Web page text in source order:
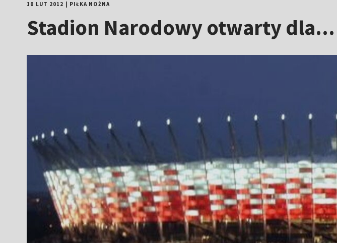
10 LUT 2012 PIŁKA NOŻNA
Stadion Narodowy otwarty